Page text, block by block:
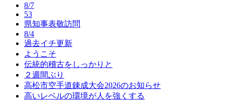
8/7
53
県知事表敬訪問
8/4
過去イチ更新
ようこそ
伝統的稽古をしっかりと
２週間ぶり
高松市空手道錬成大会2026のお知らせ
高いレベルの環境が人を強くする